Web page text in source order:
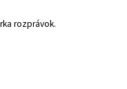
rozprávok.